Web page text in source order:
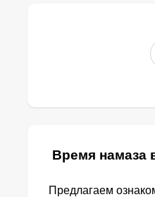
Время намаза
Предлагаем